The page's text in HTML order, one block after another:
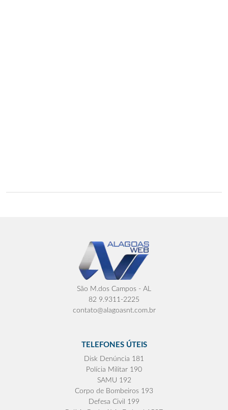
São M.dos Campos - AL
82 9.9311-2225
contato@alagoasnt.com.br
TELEFONES ÚTEIS
Disk Denúncia 181
Polícia Militar 190
SAMU 192
Corpo de Bombeiros 193
Defesa Civil 199